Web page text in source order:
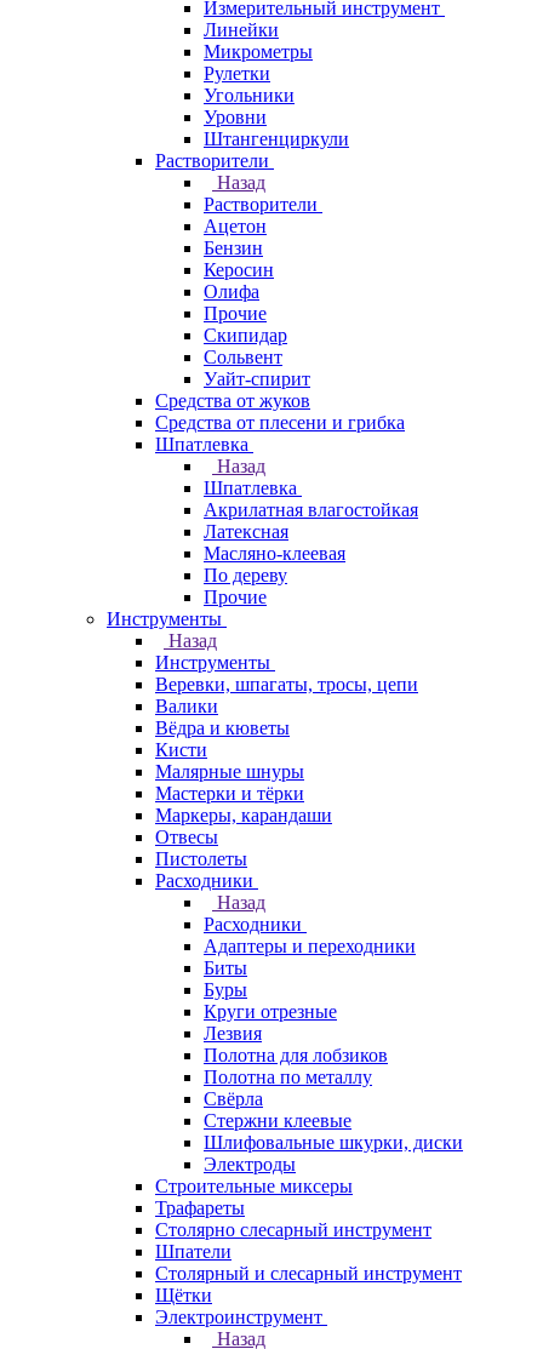
Измерительный инструмент
Линейки
Микрометры
Рулетки
Угольники
Уровни
Штангенциркули
Растворители
Назад
Растворители
Ацетон
Бензин
Керосин
Олифа
Прочие
Скипидар
Сольвент
Уайт-спирит
Средства от жуков
Средства от плесени и грибка
Шпатлевка
Назад
Шпатлевка
Акрилатная влагостойкая
Латексная
Масляно-клеевая
По дереву
Прочие
Инструменты
Назад
Инструменты
Веревки, шпагаты, тросы, цепи
Валики
Вёдра и кюветы
Кисти
Малярные шнуры
Мастерки и тёрки
Маркеры, карандаши
Отвесы
Пистолеты
Расходники
Назад
Расходники
Адаптеры и переходники
Биты
Буры
Круги отрезные
Лезвия
Полотна для лобзиков
Полотна по металлу
Свёрла
Стержни клеевые
Шлифовальные шкурки, диски
Электроды
Строительные миксеры
Трафареты
Столярно слесарный инструмент
Шпатели
Столярный и слесарный инструмент
Щётки
Электроинструмент
Назад